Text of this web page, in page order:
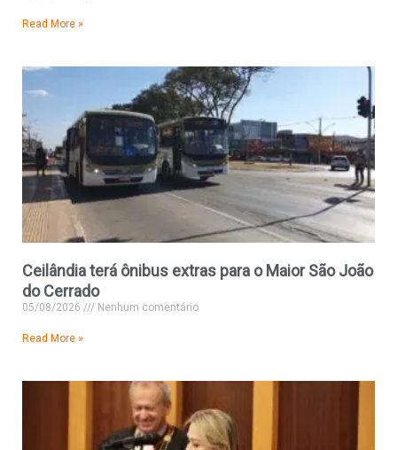
Read More »
Ceilândia terá ônibus extras para o Maior São João
do Cerrado
05/08/2026 Nenhum comentário
Read More »